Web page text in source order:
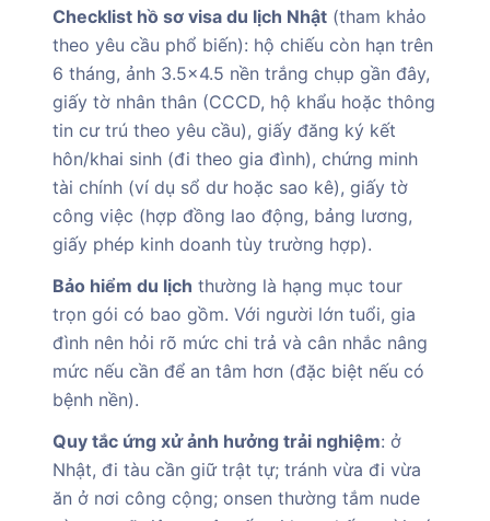
Checklist hồ sơ visa du lịch Nhật (tham khảo
theo yêu cầu phổ biến): hộ chiếu còn hạn trên
6 tháng, ảnh 3.5x4.5 nền trắng chụp gần đây,
giấy tờ nhân thân (CCCD, hộ khẩu hoặc thông
tin cư trú theo yêu cầu), giấy đăng ký kết
hôn/khai sinh (đi theo gia đình), chứng minh
tài chính (ví dụ sổ dư hoặc sao kê), giấy tờ
công việc (hợp đồng lao động, bảng lương,
giấy phép kinh doanh tùy trường hợp).
Bảo hiểm du lịch thường là hạng mục tour
trọn gói có bao gồm. Với người lớn tuổi, gia
đình nên hỏi rõ mức chi trả và cân nhắc nâng
mức nếu cần để an tâm hơn (đặc biệt nếu có
bệnh nền).
Quy tắc ứng xử ảnh hưởng trải nghiệm: ở
Nhật, đi tàu cần giữ trật tự; tránh vừa đi vừa
ăn ở nơi công cộng; onsen thường tắm nude